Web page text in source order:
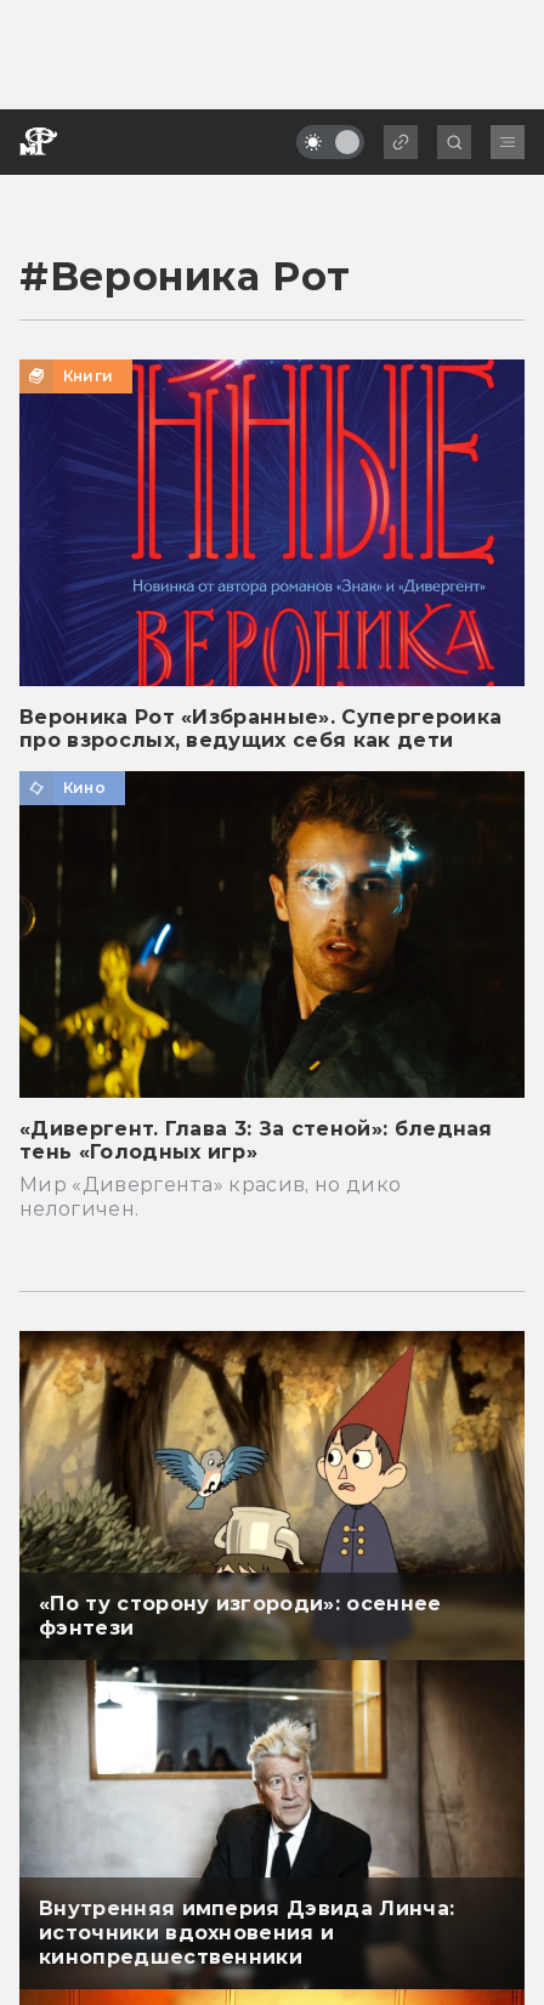
#Вероника Рот
Книги
Вероника Рот «Избранные». Супергероика
про взрослых, ведущих себя как дети
Кино
«Дивергент. Глава 3: За стеной»: бледная
тень «Голодных игр»
Мир «Дивергента» красив, но дико
нелогичен.
«По ту сторону изгороди»: осеннее
фэнтези
Внутренняя империя Дэвида Линча:
источники вдохновения и
кинопредшественники